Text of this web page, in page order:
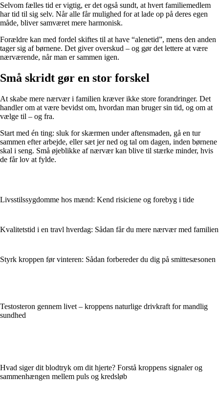
Selvom fælles tid er vigtig, er det også sundt, at hvert familiemedlem
har tid til sig selv. Når alle får mulighed for at lade op på deres egen
måde, bliver samværet mere harmonisk.
Forældre kan med fordel skiftes til at have “alenetid”, mens den anden
tager sig af børnene. Det giver overskud – og gør det lettere at være
nærværende, når man er sammen igen.
Små skridt gør en stor forskel
At skabe mere nærvær i familien kræver ikke store forandringer. Det
handler om at være bevidst om, hvordan man bruger sin tid, og om at
vælge til – og fra.
Start med én ting: sluk for skærmen under aftensmaden, gå en tur
sammen efter arbejde, eller sæt jer ned og tal om dagen, inden børnene
skal i seng. Små øjeblikke af nærvær kan blive til stærke minder, hvis
de får lov at fylde.
Livsstilssygdomme hos mænd: Kend risiciene og forebyg i tide
Kvalitetstid i en travl hverdag: Sådan får du mere nærvær med familien
Styrk kroppen før vinteren: Sådan forbereder du dig på smittesæsonen
Testosteron gennem livet – kroppens naturlige drivkraft for mandlig
sundhed
Hvad siger dit blodtryk om dit hjerte? Forstå kroppens signaler og
sammenhængen mellem puls og kredsløb